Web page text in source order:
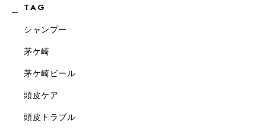
TAG
シャンプー
茅ケ崎
茅ケ崎ビール
頭皮ケア
頭皮トラブル